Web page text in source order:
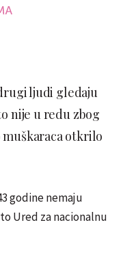
ljudi gledaju
nije u redu zbog
otkrilo
godine nemaju
Ured za nacionalnu